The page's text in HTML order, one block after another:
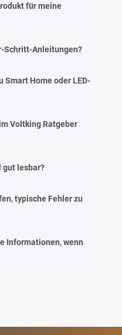
für meine
Schritt-Anleitungen?
Smart Home oder LED-
Voltking Ratgeber
gut lesbar?
typische Fehler zu
Informationen, wenn